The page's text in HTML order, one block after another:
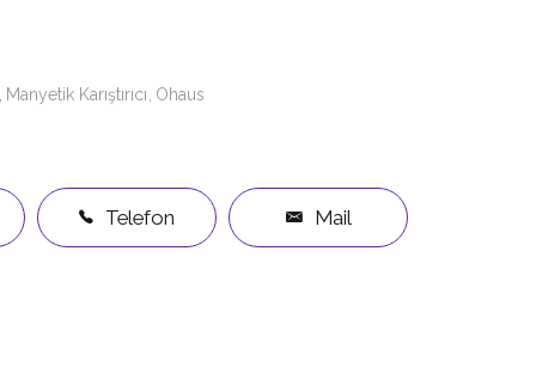
Manyetik Karıştırıcı Ohaus
Telefon Mail